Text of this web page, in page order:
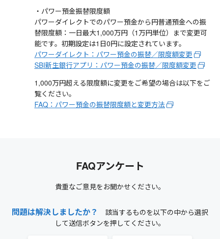
・パワー預金振替限度額
パワーダイレクトでのパワー預金から円普通預金への振
替限度額：一日最大1,000万円（1万円単位）まで変更可
能です。初期設定は1日0円に設定されています。
パワーダイレクト：パワー預金の振替／限度額変更
SBI新生銀行アプリ：パワー預金の振替／限度額変更
1,000万円超える限度額に変更をご希望の場合は以下をご
覧ください。
FAQ：パワー預金の振替限度額と変更方法
FAQアンケート
貴重なご意見をお聞かせください。
問題は解決しましたか？
該当するものを以下の中から選択
して送信ボタンを押してください。